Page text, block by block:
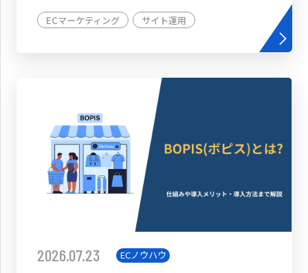
ECマーケティング サイト運用
2026.07.23 ECノウハウ